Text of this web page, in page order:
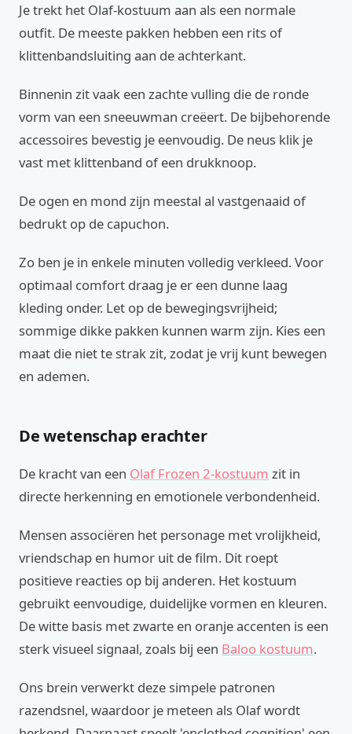
Je trekt het Olaf-kostuum aan als een normale
outfit. De meeste pakken hebben een rits of
klittenbandsluiting aan de achterkant.
Binnenin zit vaak een zachte vulling die de ronde
vorm van een sneeuwman creëert. De bijbehorende
accessoires bevestig je eenvoudig. De neus klik je
vast met klittenband of een drukknoop.
De ogen en mond zijn meestal al vastgenaaid of
bedrukt op de capuchon.
Zo ben je in enkele minuten volledig verkleed. Voor
optimaal comfort draag je er een dunne laag
kleding onder. Let op de bewegingsvrijheid;
sommige dikke pakken kunnen warm zijn. Kies een
maat die niet te strak zit, zodat je vrij kunt bewegen
en ademen.
De wetenschap erachter
De kracht van een Olaf Frozen 2-kostuum zit in
directe herkenning en emotionele verbondenheid.
Mensen associëren het personage met vrolijkheid,
vriendschap en humor uit de film. Dit roept
positieve reacties op bij anderen. Het kostuum
gebruikt eenvoudige, duidelijke vormen en kleuren.
De witte basis met zwarte en oranje accenten is een
sterk visueel signaal, zoals bij een Baloo kostuum.
Ons brein verwerkt deze simpele patronen
razendsnel, waardoor je meteen als Olaf wordt